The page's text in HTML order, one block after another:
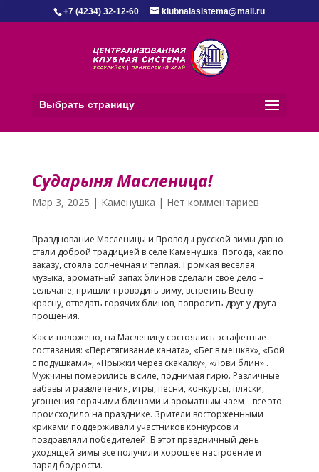
+7 (4234) 32-12-60 klubnaiasistema@mail.ru
Выбрать страницу
Сударыня Масленица!
Мар 3, 2025 | Каменушка | Нет комментариев
Празднование Масленицы и Проводы русской зимы давно
стали доброй традицией в селе Каменушка. Погода, как по
заказу, стояла солнечная и теплая. Громкая веселая
музыка, ароматный запах блинов сделали свое дело –
сельчане, пришли проводить зиму, встретить Весну-
красну, отведать горячих блинов, попросить друг у друга
прощения.
Как и положено, на Масленицу состоялись эстафетные
состязания: «Перетягивание каната», «Бег в мешках», «Бой
с подушками», «Прыжки через скакалку», «Лови блин» .
Мужчины померились в силе, поднимая гирю. Различные
забавы и развлечения, игры, песни, конкурсы, пляски,
угощения горячими блинами и ароматным чаем – все это
происходило на празднике. Зрители восторженными
криками поддерживали участников конкурсов и
поздравляли победителей. В этот праздничный день
уходящей зимы все получили хорошее настроение и
заряд бодрости.